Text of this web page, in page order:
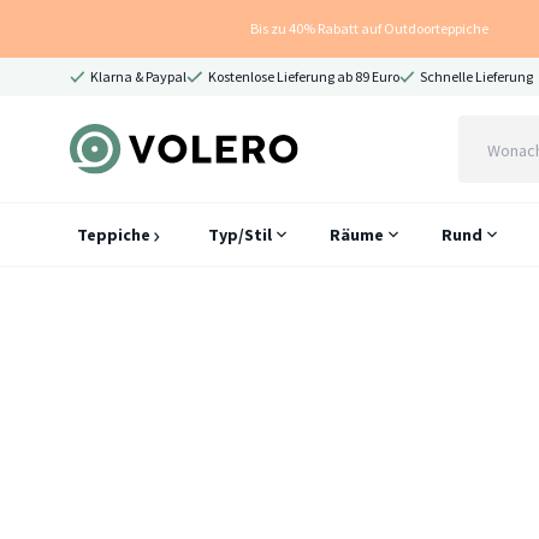
Bis zu 40% Rabatt auf Outdoorteppiche
Klarna & Paypal Kostenlose Lieferung ab 89 Euro Schnelle Lieferung
Teppiche Typ/Stil Räume Rund